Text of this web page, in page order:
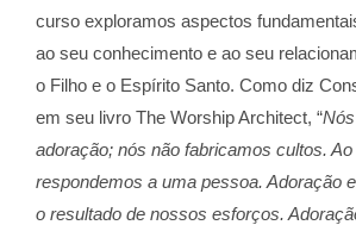
curso exploramos aspectos
ao seu conhecimento e ao seu
o Filho e o Espírito Santo. Como diz
em seu livro The Worship Architect, “
adoração; nós não fabricamos cultos.
respondemos a uma pessoa. Adoração
o resultado de nossos esforços.